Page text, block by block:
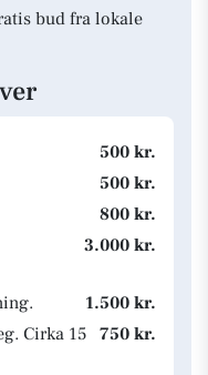
bud fra lokale
500 kr.
500 kr.
800 kr.
3.000 kr.
1.500 kr.
Cirka 15
750 kr.